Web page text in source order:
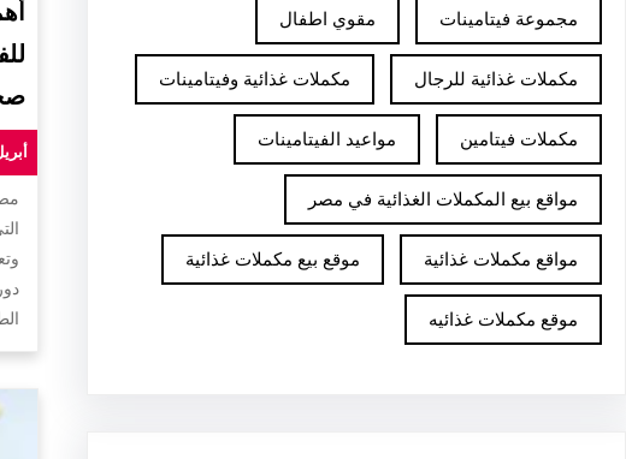
مجموعة فيتامينات مقوي اطفال
مكملات غذائية للرجال مكملات غذائية وفيتامينات
مكملات فيتامين مواعيد الفيتامينات
مواقع بيع المكملات الغذائية في مصر
مواقع مكملات غذائية موقع بيع مكملات غذائية
موقع مكملات غذائيه
أبريل 28,